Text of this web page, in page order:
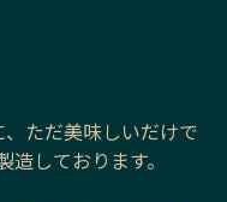
、ただ美味しいだけで
しております。